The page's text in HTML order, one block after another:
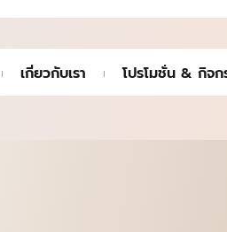
เกี่ยวกับเรา โปรโมชั่น & กิจก